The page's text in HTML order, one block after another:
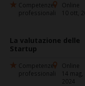
Competenze
professionali
Online
10 ott,
La valutazione delle
Startup
Competenze
professionali
Online
14 mag,
2024